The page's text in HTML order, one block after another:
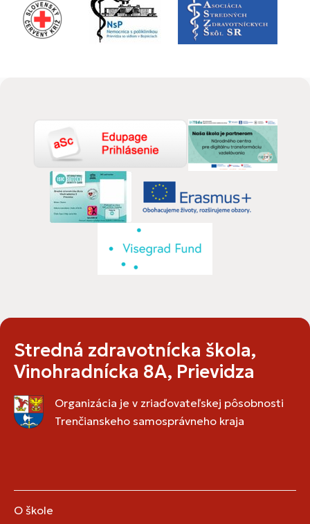
Stredná zdravotnícka škola,
Vinohradnícka 8A, Prievidza
Organizácia je v zriaďovateľskej pôsobnosti
Trenčianskeho samosprávneho kraja
O škole